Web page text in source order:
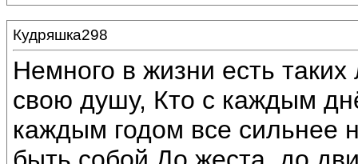
Кудряшка298
Немного в жизни есть
свою душу, Кто с каждым
каждым годом все сильнее